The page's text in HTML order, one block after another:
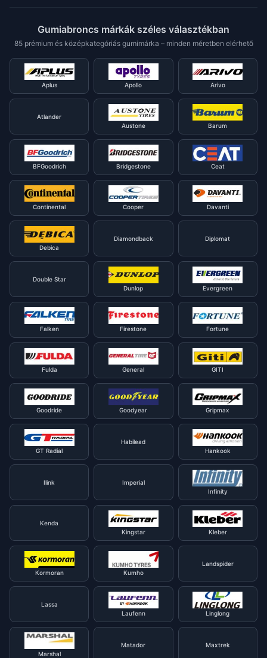
Gumiabroncs márkák széles választékban
85 prémium és középkategóriás gumimárka – minden méretben elérhető
Aplus Apollo Arivo
Atlander
Austone
Barum
BFGoodrich Bridgestone Ceat
Continental Cooper Davanti
Debica
Diamondback Diplomat
Double Star
Dunlop
Evergreen
Falken Firestone Fortune
Fulda General GITI
Goodride Goodyear Gripmax
GT Radial
Habilead
Hankook
Ilink
Imperial
Infinity
Kenda
Kingstar
Kleber
Kormoran Kumho
Landspider
Lassa
Laufenn
Linglong
Marshal
Matador Maxtrek